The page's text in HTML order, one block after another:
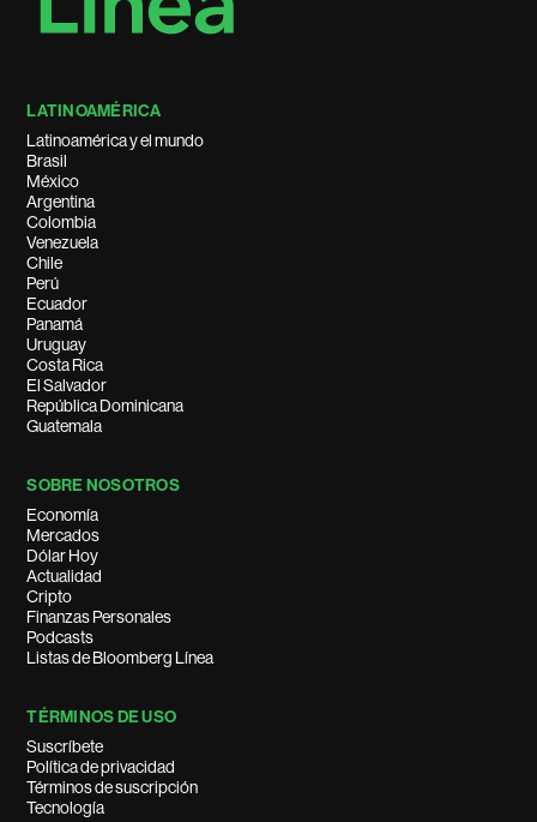
LATINOAMÉRICA
Latinoamérica y el mundo
Brasil
México
Argentina
Colombia
Venezuela
Chile
Perú
Ecuador
Panamá
Uruguay
Costa Rica
El Salvador
República Dominicana
Guatemala
SOBRE NOSOTROS
Economía
Mercados
Dólar Hoy
Actualidad
Cripto
Finanzas Personales
Podcasts
Listas de Bloomberg Línea
TÉRMINOS DE USO
Suscríbete
Política de privacidad
Términos de suscripción
Tecnología